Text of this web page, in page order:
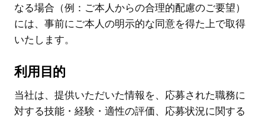
なる場合（例：ご本人からの合理的配慮のご要望）
には、事前にご本人の明示的な同意を得た上で取得
いたします。
利用目的
当社は、提供いただいた情報を、応募された職務に
対する技能・経験・適性の評価、応募状況に関する